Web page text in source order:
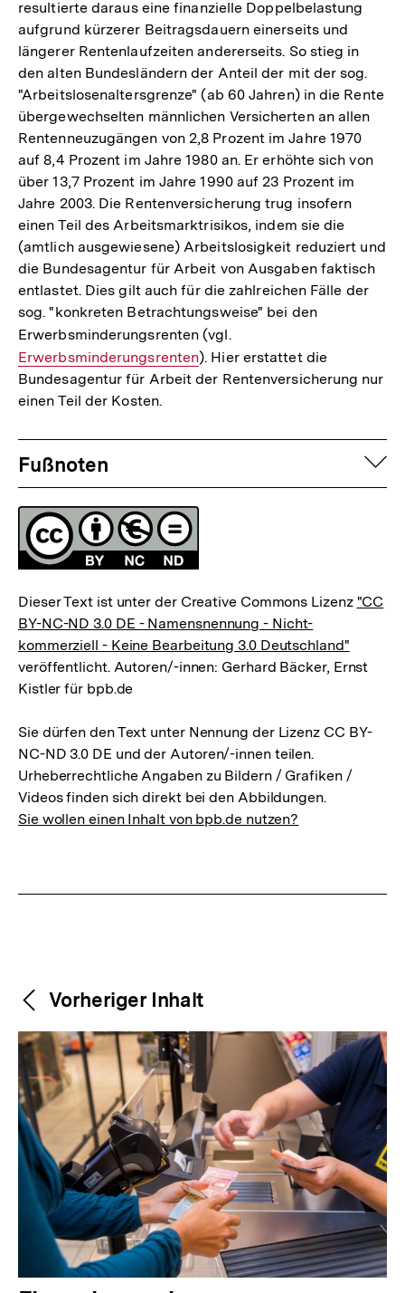
resultierte daraus eine finanzielle Doppelbelastung
aufgrund kürzerer Beitragsdauern einerseits und
längerer Rentenlaufzeiten andererseits. So stieg in
den alten Bundesländern der Anteil der mit der sog.
"Arbeitslosenaltersgrenze" (ab 60 Jahren) in die Rente
übergewechselten männlichen Versicherten an allen
Rentenneuzugängen von 2,8 Prozent im Jahre 1970
auf 8,4 Prozent im Jahre 1980 an. Er erhöhte sich von
über 13,7 Prozent im Jahre 1990 auf 23 Prozent im
Jahre 2003. Die Rentenversicherung trug insofern
einen Teil des Arbeitsmarktrisikos, indem sie die
(amtlich ausgewiesene) Arbeitslosigkeit reduziert und
die Bundesagentur für Arbeit von Ausgaben faktisch
entlastet. Dies gilt auch für die zahlreichen Fälle der
sog. "konkreten Betrachtungsweise" bei den
Erwerbsminderungsrenten (vgl.Interner
Link:
Erwerbsminderungsrenten). Hier erstattet die
Bundesagentur für Arbeit der Rentenversicherung nur
einen Teil der Kosten.
Fussnoten
Fußnoten
Lizenz
Dieser Text ist unter der Creative Commons Lizenz "CC
BY-NC-ND 3.0 DE - Namensnennung - Nicht-
kommerziell - Keine Bearbeitung 3.0 Deutschland"
veröffentlicht. Autoren/-innen: Gerhard Bäcker, Ernst
Kistler für bpb.de
Sie dürfen den Text unter Nennung der Lizenz CC BY-
NC-ND 3.0 DE und der Autoren/-innen teilen.
Urheberrechtliche Angaben zu Bildern / Grafiken /
Videos finden sich direkt bei den Abbildungen.
Sie wollen einen Inhalt von bpb.de nutzen?
Weitere
Inhalte
Content-
Navigation
Vorheriger Inhalt